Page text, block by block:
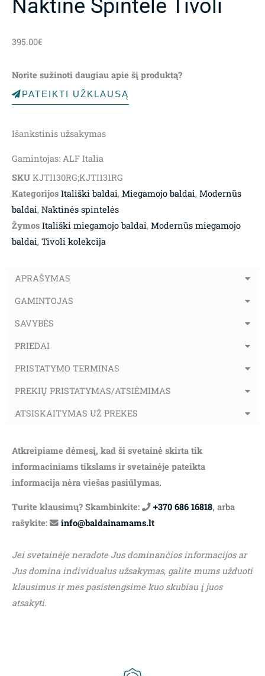
Naktinė Spintelė Tivoli
395.00€
Norite sužinoti daugiau apie šį produktą?
PATEIKTI UŽKLAUSĄ
Išankstinis užsakymas
Gamintojas: ALF Italia
SKU KJTI130RG;KJTI131RG
Kategorijos Itališki baldai, Miegamojo baldai, Modernūs
baldai, Naktinės spintelės
Žymos Itališki miegamojo baldai, Modernūs miegamojo
baldai, Tivoli kolekcija
APRAŠYMAS
GAMINTOJAS
SAVYBĖS
PRIEDAI
PRISTATYMO TERMINAS
PREKIŲ PRISTATYMAS/ATSIĖMIMAS
ATSISKAITYMAS UŽ PREKES
Atkreipiame dėmesį, kad ši svetainė skirta tik
informaciniams tikslams ir svetainėje pateikta
informacija nėra viešas pasiūlymas.
Turite klausimų? Skambinkite: +370 686 16818, arba
rašykite:
info@baldainamams.lt
Jei svetainėje neradote Jus dominančios informacijos ar
Jus domina individualus užsakymas, galite mums užduoti
klausimus ir mes pasistengsime kuo skubiau į juos
atsakyti.